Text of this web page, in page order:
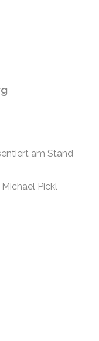
am Stand
Pickl